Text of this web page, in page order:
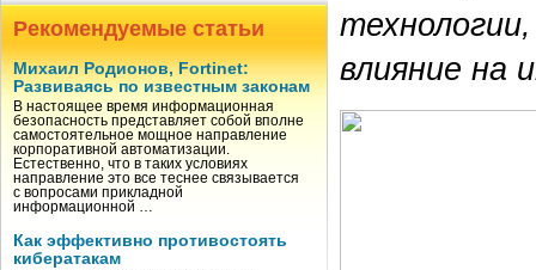
Рекомендуемые статьи
Михаил Родионов, Fortinet:
Развиваясь по известным законам
В настоящее время информационная
безопасность представляет собой вполне
самостоятельное мощное направление
корпоративной автоматизации.
Естественно, что в таких условиях
направление это все теснее связывается
с вопросами прикладной
информационной …
Как эффективно противостоять
кибератакам
влияние на